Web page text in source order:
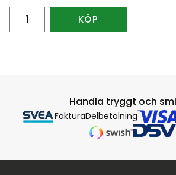
KÖP
Handla tryggt och
FakturaDelbetalning